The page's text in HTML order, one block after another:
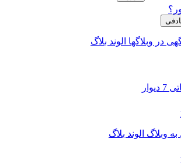
وبلاگها الوند بلاگ
الوند بلاگ